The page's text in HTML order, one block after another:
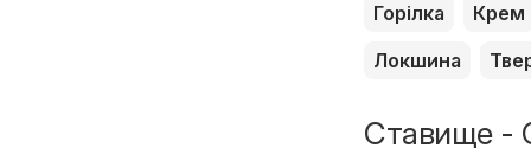
Горілка
Крем
Локшина
Ставище -